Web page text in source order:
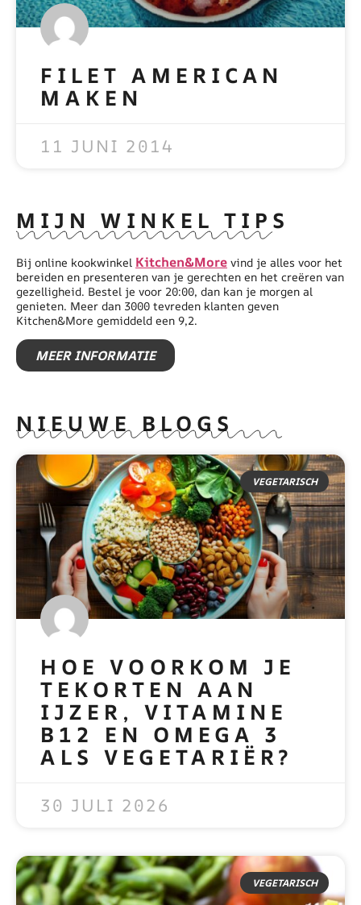
FILET AMERICAN
MAKEN
11 JUNI 2014
MIJN WINKEL TIPS
Bij online kookwinkel Kitchen&More vind je alles voor het
bereiden en presenteren van je gerechten en het creëren van
gezelligheid. Bestel je voor 20:00, dan kan je morgen al
genieten. Meer dan 3000 tevreden klanten geven
Kitchen&More gemiddeld een 9,2.
MEER INFORMATIE
NIEUWE BLOGS
VEGETARISCH
HOE VOORKOM JE
TEKORTEN AAN
IJZER, VITAMINE
B12 EN OMEGA 3
ALS VEGETARIËR?
30 JULI 2026
VEGETARISCH